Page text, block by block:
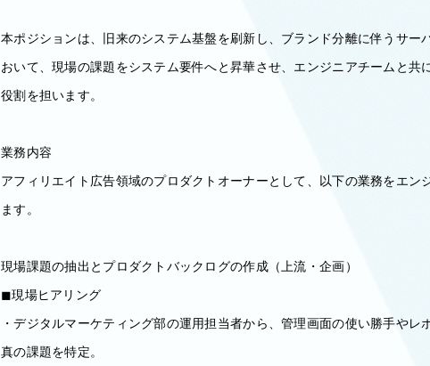
本ポジションは、旧来のシステム基盤を刷新し、ブランド分離に伴うサー
おいて、現場の課題をシステム要件へと昇華させ、エンジニアチームと共
役割を担います。
業務内容
アフィリエイト広告領域のプロダクトオーナーとして、以下の業務をエン
ます。
現場課題の抽出とプロダクトバックログの作成（上流・企画）
◼︎現場ヒアリング
・デジタルマーケティング部の運用担当者から、管理画面の使い勝手やレ
真の課題を特定。